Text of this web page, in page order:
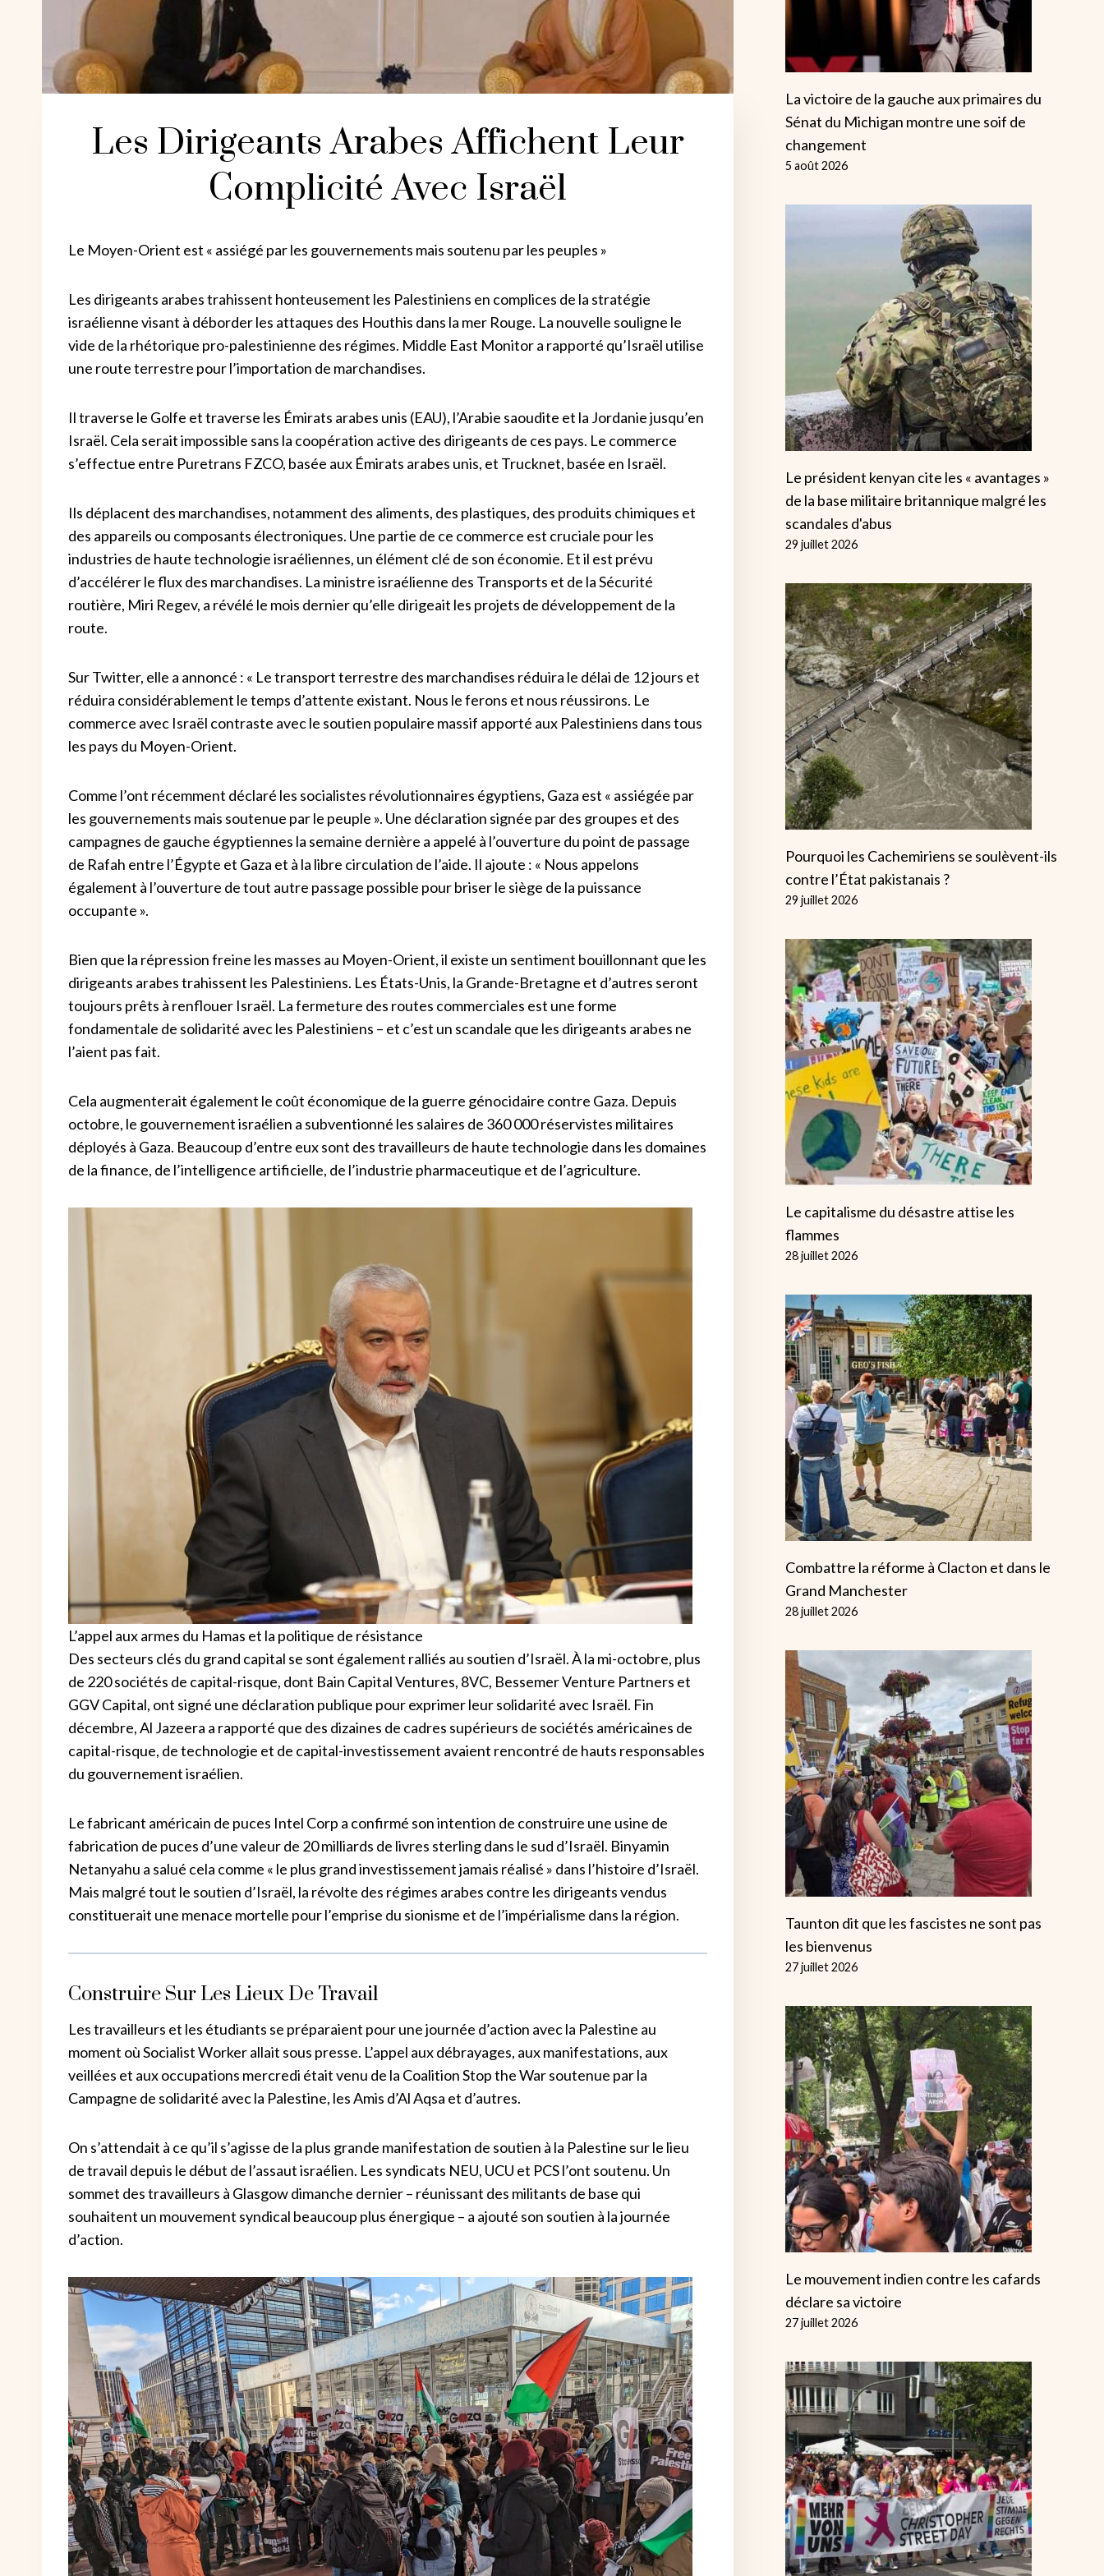
Les Dirigeants Arabes Affichent Leur
Complicité Avec Israël
Le Moyen-Orient est « assiégé par les gouvernements mais soutenu par les peuples »
Les dirigeants arabes trahissent honteusement les Palestiniens en complices de la stratégie
israélienne visant à déborder les attaques des Houthis dans la mer Rouge. La nouvelle souligne le
vide de la rhétorique pro-palestinienne des régimes. Middle East Monitor a rapporté qu’Israël utilise
une route terrestre pour l’importation de marchandises.
Il traverse le Golfe et traverse les Émirats arabes unis (EAU), l’Arabie saoudite et la Jordanie jusqu’en
Israël. Cela serait impossible sans la coopération active des dirigeants de ces pays. Le commerce
s’effectue entre Puretrans FZCO, basée aux Émirats arabes unis, et Trucknet, basée en Israël.
Ils déplacent des marchandises, notamment des aliments, des plastiques, des produits chimiques et
des appareils ou composants électroniques. Une partie de ce commerce est cruciale pour les
industries de haute technologie israéliennes, un élément clé de son économie. Et il est prévu
d’accélérer le flux des marchandises. La ministre israélienne des Transports et de la Sécurité
routière, Miri Regev, a révélé le mois dernier qu’elle dirigeait les projets de développement de la
route.
Sur Twitter, elle a annoncé : « Le transport terrestre des marchandises réduira le délai de 12 jours et
réduira considérablement le temps d’attente existant. Nous le ferons et nous réussirons. Le
commerce avec Israël contraste avec le soutien populaire massif apporté aux Palestiniens dans tous
les pays du Moyen-Orient.
Comme l’ont récemment déclaré les socialistes révolutionnaires égyptiens, Gaza est « assiégée par
les gouvernements mais soutenue par le peuple ». Une déclaration signée par des groupes et des
campagnes de gauche égyptiennes la semaine dernière a appelé à l’ouverture du point de passage
de Rafah entre l’Égypte et Gaza et à la libre circulation de l’aide. Il ajoute : « Nous appelons
également à l’ouverture de tout autre passage possible pour briser le siège de la puissance
occupante ».
Bien que la répression freine les masses au Moyen-Orient, il existe un sentiment bouillonnant que les
dirigeants arabes trahissent les Palestiniens. Les États-Unis, la Grande-Bretagne et d’autres seront
toujours prêts à renflouer Israël. La fermeture des routes commerciales est une forme
fondamentale de solidarité avec les Palestiniens – et c’est un scandale que les dirigeants arabes ne
l’aient pas fait.
Cela augmenterait également le coût économique de la guerre génocidaire contre Gaza. Depuis
octobre, le gouvernement israélien a subventionné les salaires de 360 ​​000 réservistes militaires
déployés à Gaza. Beaucoup d’entre eux sont des travailleurs de haute technologie dans les domaines
de la finance, de l’intelligence artificielle, de l’industrie pharmaceutique et de l’agriculture.
L’appel aux armes du Hamas et la politique de résistance
Des secteurs clés du grand capital se sont également ralliés au soutien d’Israël. À la mi-octobre, plus
de 220 sociétés de capital-risque, dont Bain Capital Ventures, 8VC, Bessemer Venture Partners et
GGV Capital, ont signé une déclaration publique pour exprimer leur solidarité avec Israël. Fin
décembre, Al Jazeera a rapporté que des dizaines de cadres supérieurs de sociétés américaines de
capital-risque, de technologie et de capital-investissement avaient rencontré de hauts responsables
du gouvernement israélien.
Le fabricant américain de puces Intel Corp a confirmé son intention de construire une usine de
fabrication de puces d’une valeur de 20 milliards de livres sterling dans le sud d’Israël. Binyamin
Netanyahu a salué cela comme « le plus grand investissement jamais réalisé » dans l’histoire d’Israël.
Mais malgré tout le soutien d’Israël, la révolte des régimes arabes contre les dirigeants vendus
constituerait une menace mortelle pour l’emprise du sionisme et de l’impérialisme dans la région.
Construire Sur Les Lieux De Travail
Les travailleurs et les étudiants se préparaient pour une journée d’action avec la Palestine au
moment où Socialist Worker allait sous presse. L’appel aux débrayages, aux manifestations, aux
veillées et aux occupations mercredi était venu de la Coalition Stop the War soutenue par la
Campagne de solidarité avec la Palestine, les Amis d’Al Aqsa et d’autres.
On s’attendait à ce qu’il s’agisse de la plus grande manifestation de soutien à la Palestine sur le lieu
de travail depuis le début de l’assaut israélien. Les syndicats NEU, UCU et PCS l’ont soutenu. Un
sommet des travailleurs à Glasgow dimanche dernier – réunissant des militants de base qui
souhaitent un mouvement syndical beaucoup plus énergique – a ajouté son soutien à la journée
d’action.
La victoire de la gauche aux primaires du
Sénat du Michigan montre une soif de
changement
5 août 2026
Le président kenyan cite les « avantages »
de la base militaire britannique malgré les
scandales d'abus
29 juillet 2026
Pourquoi les Cachemiriens se soulèvent-ils
contre l’État pakistanais ?
29 juillet 2026
Le capitalisme du désastre attise les
flammes
28 juillet 2026
Combattre la réforme à Clacton et dans le
Grand Manchester
28 juillet 2026
Taunton dit que les fascistes ne sont pas
les bienvenus
27 juillet 2026
Le mouvement indien contre les cafards
déclare sa victoire
27 juillet 2026